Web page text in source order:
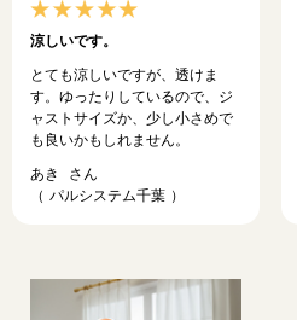
涼しいです。
とても涼しいですが、透けま
す。ゆったりしているので、ジ
ャストサイズか、少し小さめで
も良いかもしれません。
あき
パルシステム千葉